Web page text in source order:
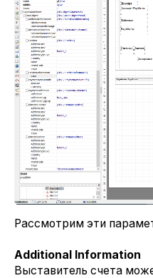
Рассмотрим эти
Additional Information
Выставитель счета